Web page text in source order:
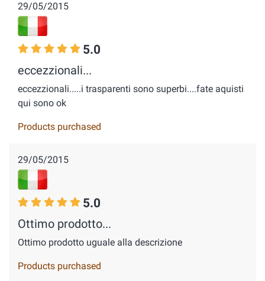
29/05/2015
5.0
eccezzionali...
eccezzionali.....i trasparenti sono superbi....fate aquisti
qui sono ok
Products purchased
29/05/2015
5.0
Ottimo prodotto...
Ottimo prodotto uguale alla descrizione
Products purchased